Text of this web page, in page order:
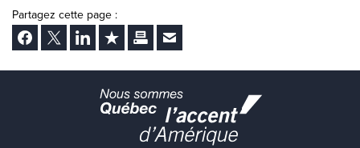
Partagez cette page :
Facebook
Twitter LinkedInAjouter aux favoris
ImprimerEnvoyer Ã un ami